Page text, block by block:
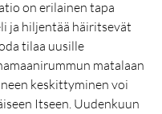
on erilainen tapa
ja hiljentää häiritsevät
tilaa uusille
matalaan
keskittyminen voi
Itseen. Uudenkuun